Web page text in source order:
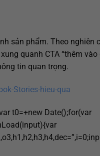
sản phẩm. Theo nghiên
quanh CTA “thêm vào
tin quan trọng.
Stories-hieu-qua
t0=+new Date();for(var